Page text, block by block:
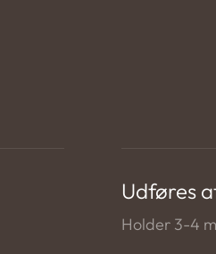
Udføres
Holder 3-4